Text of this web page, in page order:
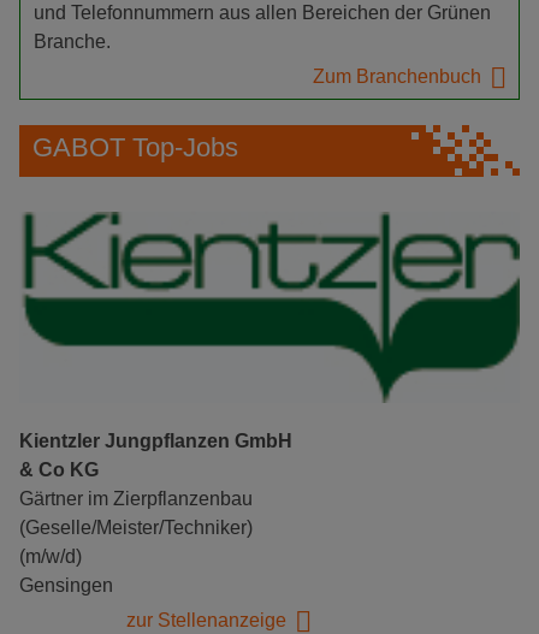
und Telefonnummern aus allen Bereichen der Grünen
Branche.
Zum Branchenbuch
GABOT Top-Jobs
Kientzler Jungpflanzen GmbH
& Co KG
Gärtner im Zierpflanzenbau
(Geselle/Meister/Techniker)
(m/w/d)
Gensingen
zur Stellenanzeige